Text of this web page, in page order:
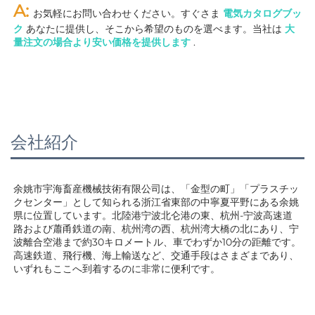
A: お気軽にお問い合わせください。すぐさま 電気カタログブッ
ク あなたに提供し、そこから希望のものを選べます。当社は 大
量注文の場合より安い価格を提供します .
会社紹介
余姚市宇海畜産機械技術有限公司は、「金型の町」「プラスチッ
クセンター」として知られる浙江省東部の中寧夏平野にある余姚
県に位置しています。北陸港宁波北仑港の東、杭州-宁波高速道
路および蕭甬鉄道の南、杭州湾の西、杭州湾大橋の北にあり、宁
波離合空港まで約30キロメートル、車でわずか10分の距離です。
高速鉄道、飛行機、海上輸送など、交通手段はさまざまであり、
いずれもここへ到着するのに非常に便利です。